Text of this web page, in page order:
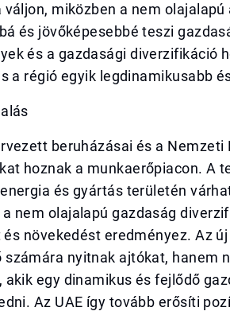
váljon, miközben a nem
és jövőképesebbé teszi
és a gazdasági diverzifikáció
a régió egyik legdinamikusabb
beruházásai és a
hoznak a munkaerőpiacon. A
és gyártás területén
nem olajalapú gazdaság
növekedést eredményez. Az
számára nyitnak ajtókat, hanem
akik egy dinamikus és fejlődő
Az UAE így tovább erősíti